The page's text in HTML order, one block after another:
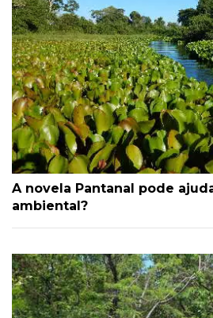
A novela Pantanal pode
ambiental?